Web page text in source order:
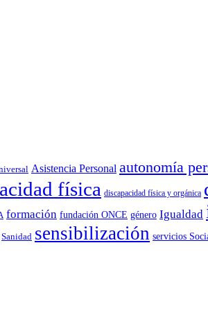
Asistencia Personal autonomía
física discapacidad física y orgánica
formación fundación ONCE género Igualdad
Sanidad sensibilización servicios